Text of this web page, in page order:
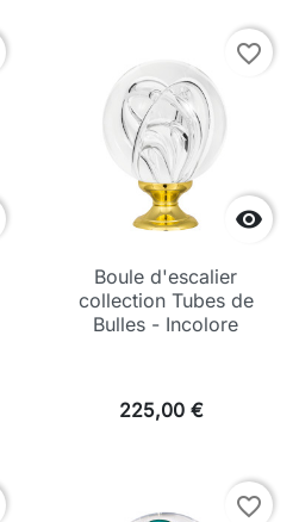

favorite_border
Boule d'escalier
collection Tubes de
Bulles - Incolore
225,00 €
favorite_border